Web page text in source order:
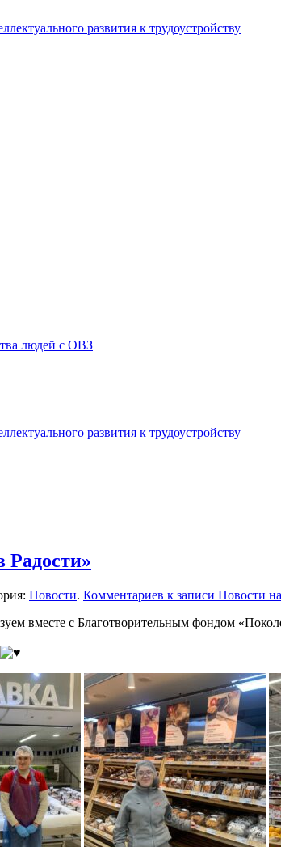
развития к трудоустройству
людей с ОВЗ
развития к трудоустройству
Радости»
Новости. Комментариев к записи Новости
вместе с Благотворительным фондом